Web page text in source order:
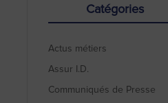
Catégories
Actus métiers
Assur I.D.
Communiqués de Presse